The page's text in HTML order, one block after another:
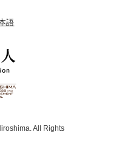
語
All Rights